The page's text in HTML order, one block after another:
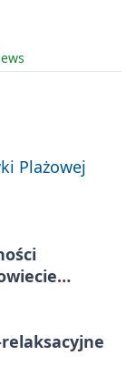
Plażowej